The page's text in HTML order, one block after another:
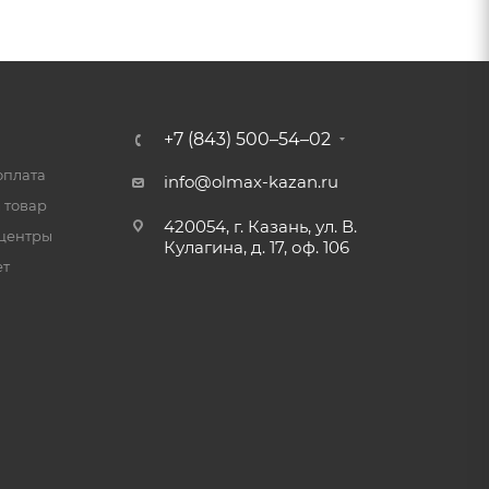
товар
+7 (843) 500–54–02
info@olmax-kazan.ru
420054, г. Казань, ул. В.
Кулагина, д. 17, оф. 106